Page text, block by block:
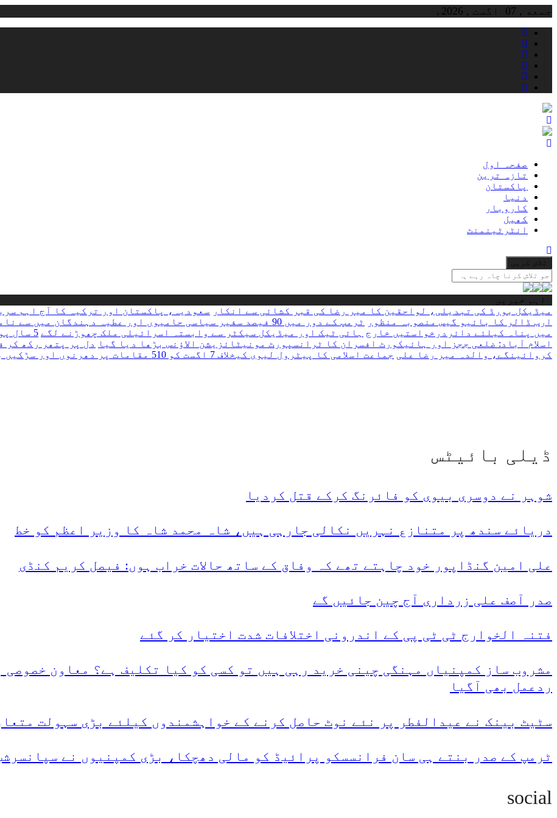
to
content
جمعه , 07 اگست , 2026ء
صفحہ اول
تازہ ترین
پاکستان
دنیا
کاروبار
کھیل
انٹرٹینمنٹ
جو
تلاش
کرنا
چاہ
رہے
ہیں
یہاں
لکھیں
اہم خبریں
میڈیکل بورڈ کی تبدیلی، لواحقین کا میر رضا کی قبر کشائی سے انکار سعودیہ، پاکستان اور ترکیہ کا آج اہم
ارب ڈالر کا بائیو گیس منصوبہ منظور
ٹرمپ کے دور میں 90 فیصد سفیر سیاسی حامیوں اور عطیہ دہندگان میں سے نامزد
میں پناہ کیلئے دائردرخواستیں خارج ہائی ٹیک اور میڈیکل سیکٹر سے وابستہ اسرائیلی ملک چھوڑنے لگے 5 سال پورے ہوں گے، اتحاد بھی چلتا رہے گا، طلال چوہدری
اسلام آباد: ضلعی ججز اور ہائیکورٹ افسران کا ٹرانسپورٹ مونیٹائزیشن الاؤنس بڑھا دیا گیا
دل پر پتھر رکھ کر
کروائینگے، والدہ میر رضا علی جماعت اسلامی کا پیٹرول لیوی کیخلاف 7 اگست کو 510 مقامات پر دھرنوں اور سڑکیں بند کرنے کا اعلان
ڈیلی بائیٹس
شوہر نے دوسری بیوی کو فائرنگ کرکے قتل کردیا
دریائے سندھ پر متنازع نہریں نکالی جارہی ہیں، شاہ محمد شاہ کا وزیر اعظم کو خط
علی امین گنڈاپور خود چاہتے تھے کہ وفاق کے ساتھ حالات خراب ہوں: فیصل کریم کنڈی
صدر آصف علی زرداری آج چین جائیں گے
فتنہ الخوارج ٹی ٹی پی کے اندرونی اختلافات شدت اختیار کر گئے
مشروب ساز کمپنیاں مہنگی چینی خرید رہی ہیں تو کسی کو کیا تکلیف ہے؟ معاون
ردعمل بھی آگیا
سٹیٹ بینک نے عیدالفطر پر نئے نوٹ حاصل کرنے کے خواہشمندوں کیلئے بڑی سہولت
ٹرمپ کے صدر بنتے ہی سان فرانسسکو پرائیڈ کو مالی دھچکا، بڑی کمپنیوں نے
social